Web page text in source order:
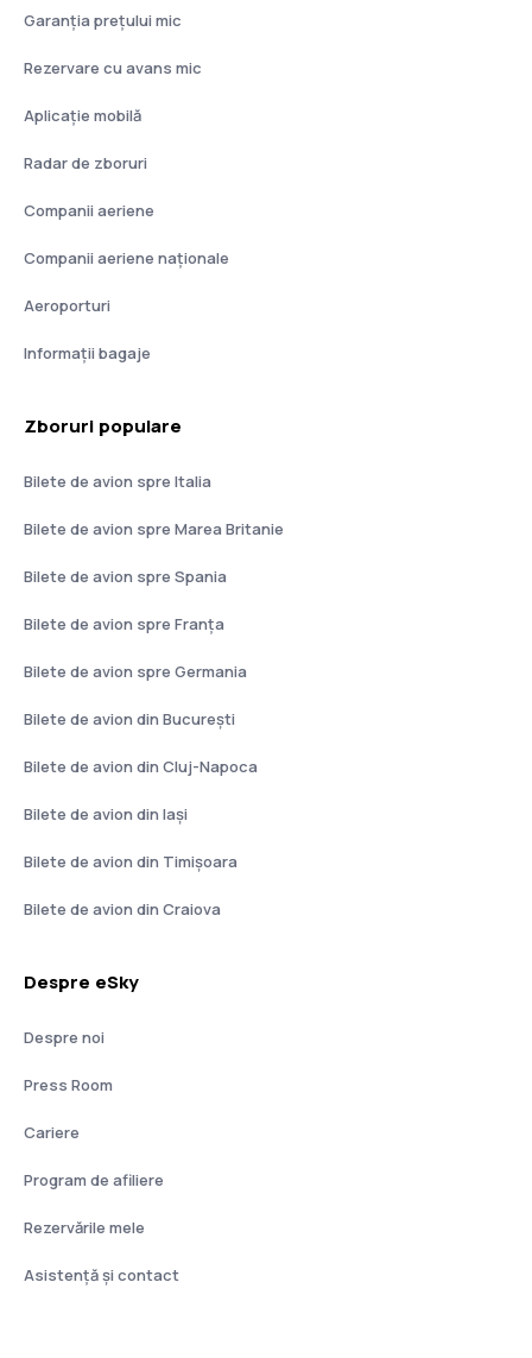
Garanția prețului mic
Rezervare cu avans mic
Aplicație mobilă
Radar de zboruri
Companii aeriene
Companii aeriene naţionale
Aeroporturi
Informații bagaje
Zboruri populare
Bilete de avion spre Italia
Bilete de avion spre Marea Britanie
Bilete de avion spre Spania
Bilete de avion spre Franţa
Bilete de avion spre Germania
Bilete de avion din București
Bilete de avion din Cluj-Napoca
Bilete de avion din Iași
Bilete de avion din Timișoara
Bilete de avion din Craiova
Despre eSky
Despre noi
Press Room
Cariere
Program de afiliere
Rezervările mele
Asistenţă şi contact